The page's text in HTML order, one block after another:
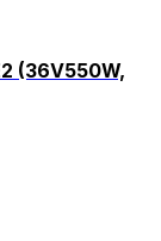
(36V550W,